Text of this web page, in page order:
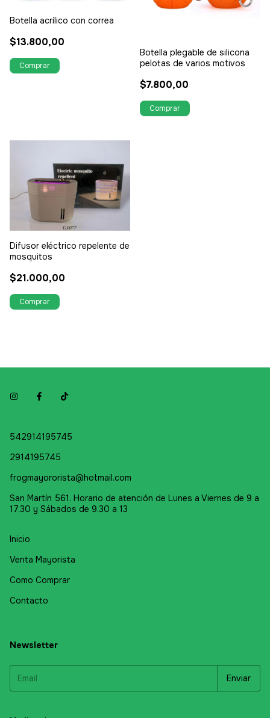
Botella acrílico con correa
$13.800,00
Botella plegable de silicona
pelotas de varios motivos
$7.800,00
Difusor eléctrico repelente de
mosquitos
$21.000,00
542914195745
2914195745
frogmayororista@hotmail.com
San Martín 561. Horario de atención de Lunes a Viernes de 9 a
17.30 y Sábados de 9.30 a 13
Inicio
Venta Mayorista
Como Comprar
Contacto
Newsletter